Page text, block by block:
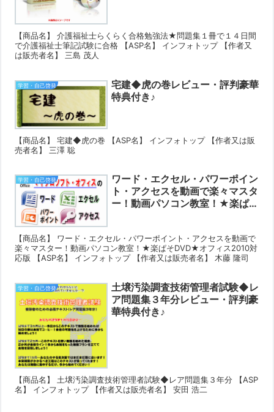
【商品名】 介護福祉士らくらく合格勉強法★問題集１冊で１４日間
で介護福祉士筆記試験に合格 【ASP名】 インフォトップ 【作者又
は販売者名】 三島 茂人
学習・自己啓発
宅建◆虎の巻レビュー・評判豪華
特典付き♪
【商品名】 宅建◆虎の巻 【ASP名】 インフォトップ 【作者又は販
売者名】 三澤 聡
学習・自己啓発
ワード・エクセル・パワーポイン
ト・アクセスを動画で楽々マスタ
ー！動画パソコン教室！★楽ぱそ
【商品名】 ワード・エクセル・パワーポイント・アクセスを動画で
楽々マスター！動画パソコン教室！★楽ぱそDVD★オフィス2010対
応版 【ASP名】 インフォトップ 【作者又は販売者名】 木藤 隆司
学習・自己啓発
土壌汚染調査技術管理者試験◆レ
ア問題集３年分レビュー・評判豪
華特典付き♪
【商品名】 土壌汚染調査技術管理者試験◆レア問題集３年分 【ASP
名】 インフォトップ 【作者又は販売者名】 安田 浩二